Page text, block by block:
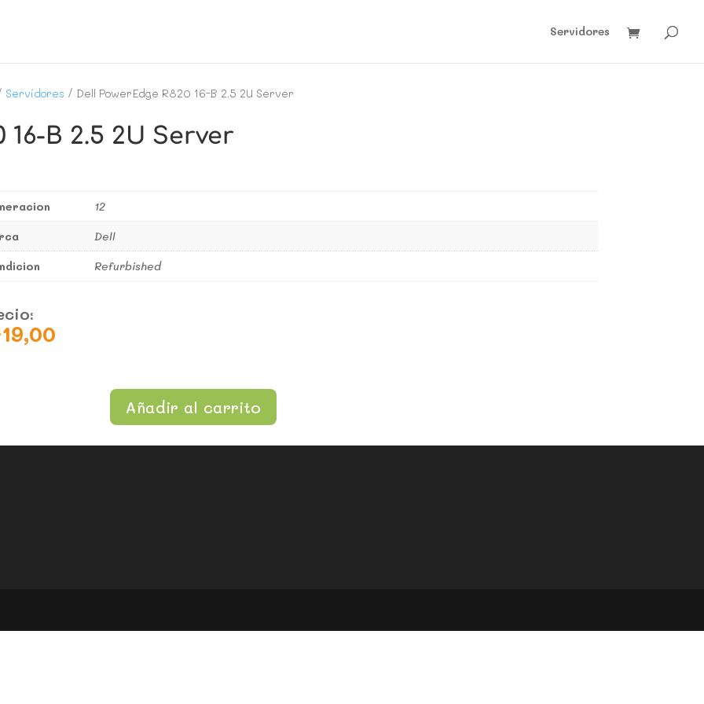
Servidores
Servidores / Dell PowerEdge R820 16-B 2.5 2U Server
16-B 2.5 2U Server
12
Dell
Refurbished
Añadir al carrito